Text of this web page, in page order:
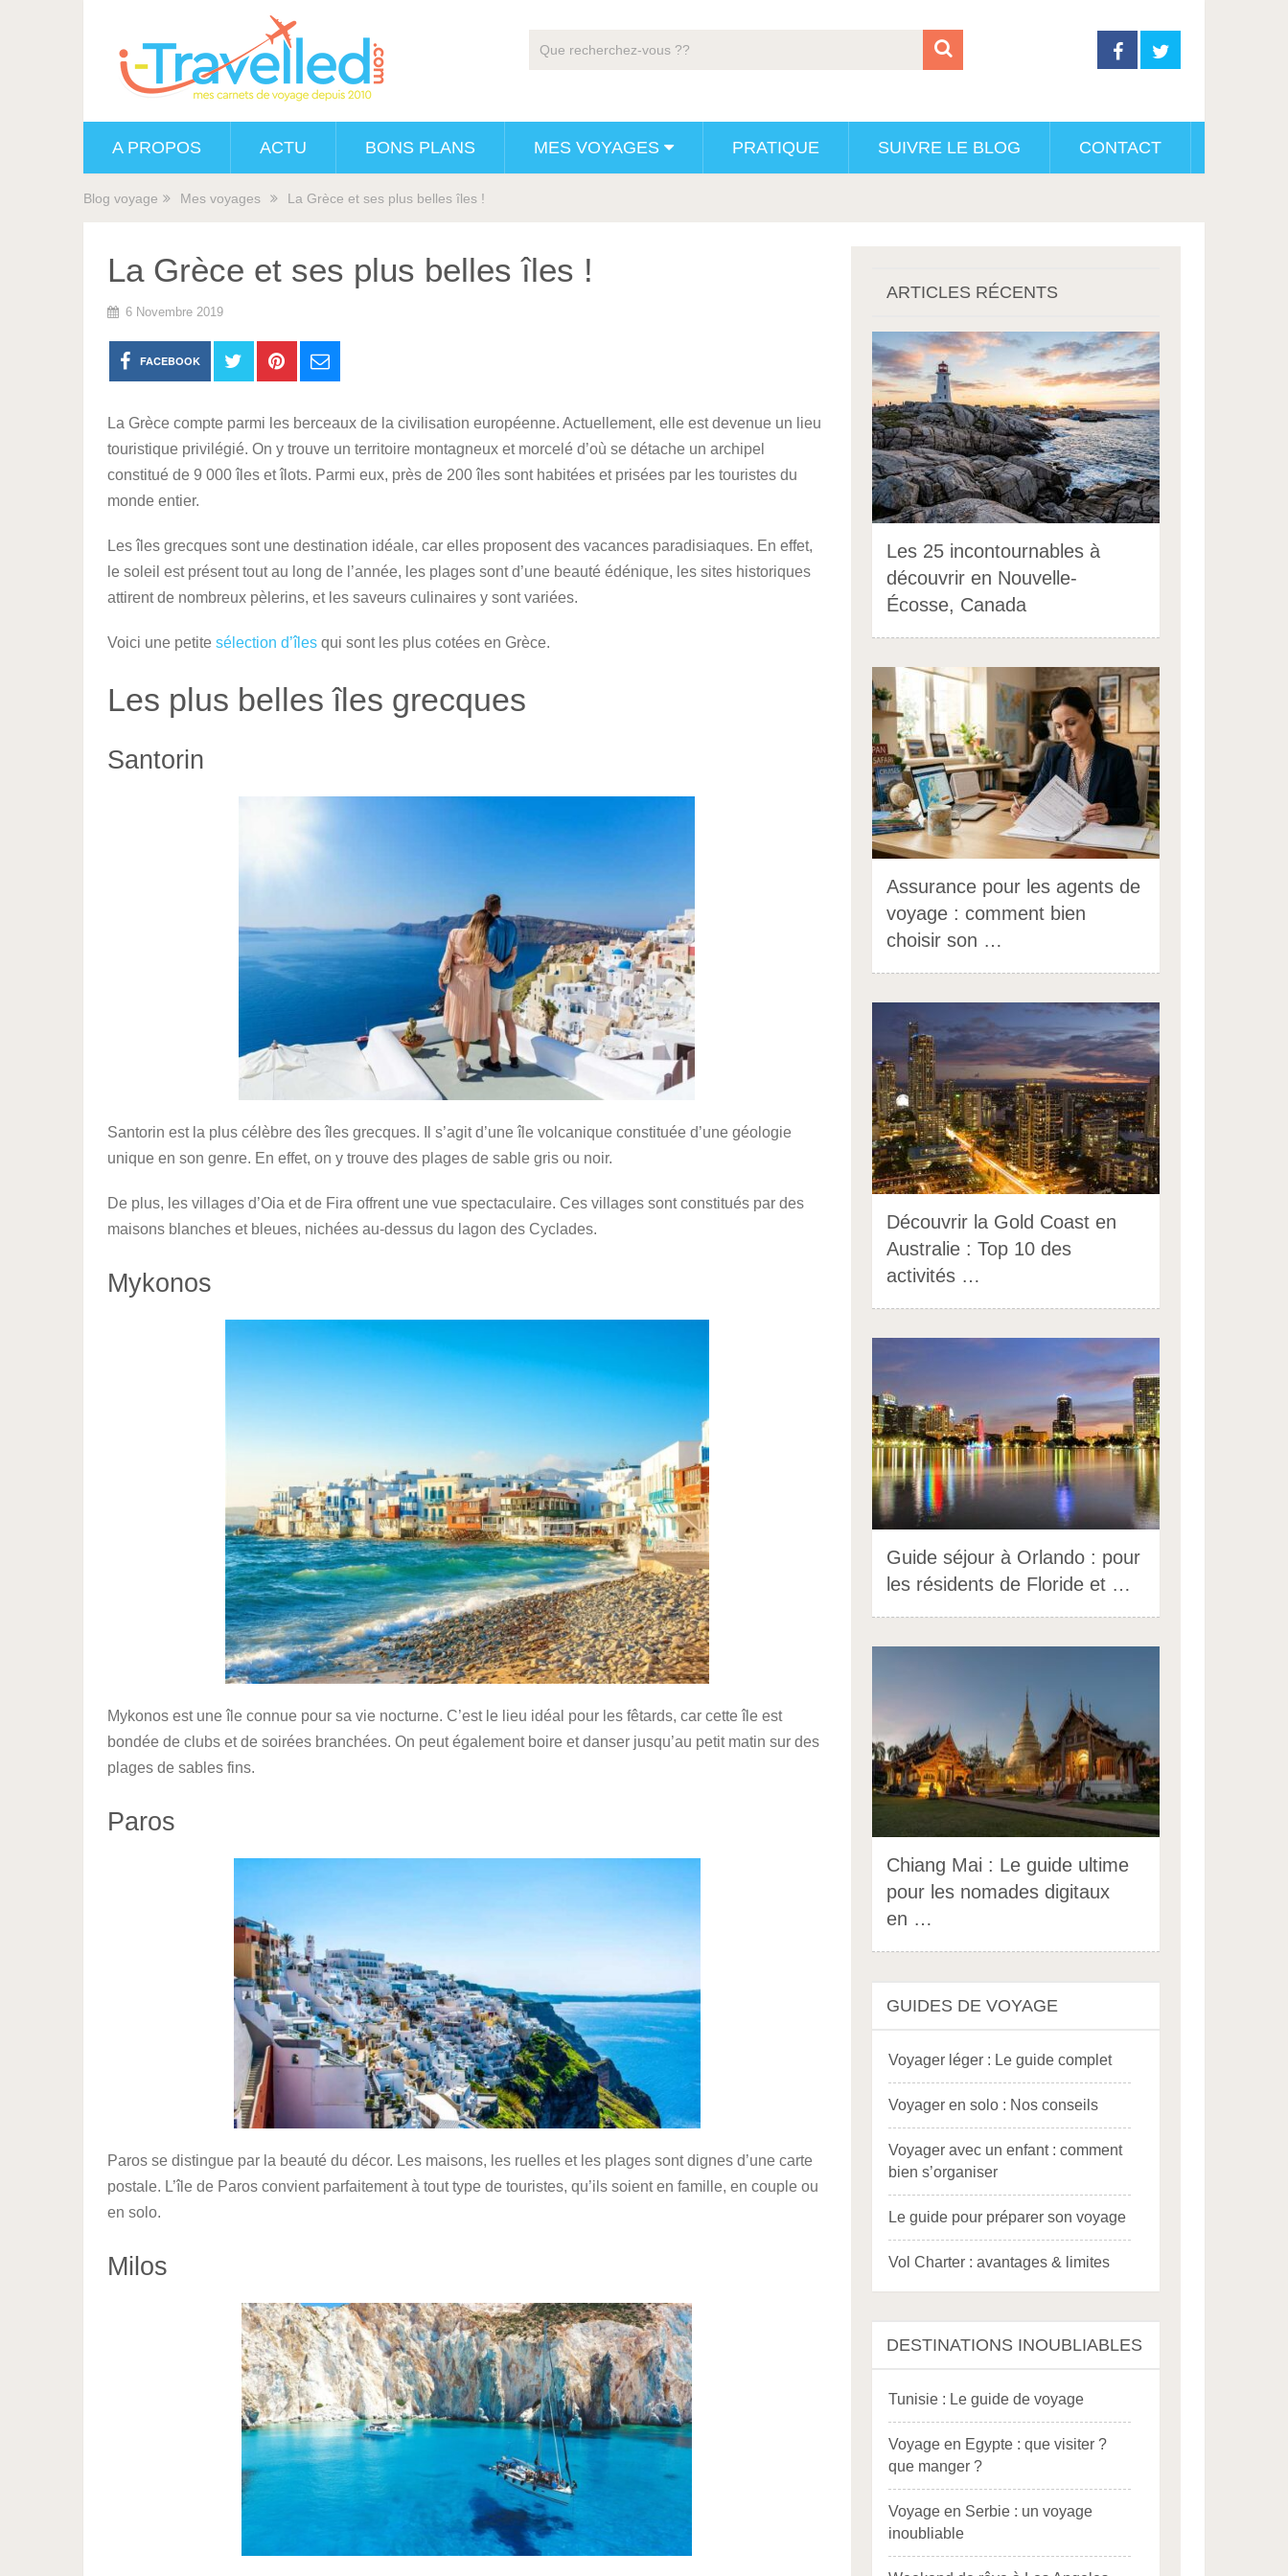
A PROPOS ACTU BONS PLANS MES VOYAGES PRATIQUE SUIVRE LE BLOG CONTACT
Blog voyage Mes voyages La Grèce et ses plus belles îles !
La Grèce et ses plus belles îles !
6 Novembre 2019
FACEBOOK
La Grèce compte parmi les berceaux de la civilisation européenne. Actuellement, elle est devenue un lieu
touristique privilégié. On y trouve un territoire montagneux et morcelé d’où se détache un archipel
constitué de 9 000 îles et îlots. Parmi eux, près de 200 îles sont habitées et prisées par les touristes du
monde entier.
Les îles grecques sont une destination idéale, car elles proposent des vacances paradisiaques. En effet,
le soleil est présent tout au long de l’année, les plages sont d’une beauté édénique, les sites historiques
attirent de nombreux pèlerins, et les saveurs culinaires y sont variées.
Voici une petite sélection d’îles qui sont les plus cotées en Grèce.
Les plus belles îles grecques
Santorin
Santorin est la plus célèbre des îles grecques. Il s’agit d’une île volcanique constituée d’une géologie
unique en son genre. En effet, on y trouve des plages de sable gris ou noir.
De plus, les villages d’Oia et de Fira offrent une vue spectaculaire. Ces villages sont constitués par des
maisons blanches et bleues, nichées au-dessus du lagon des Cyclades.
Mykonos
Mykonos est une île connue pour sa vie nocturne. C’est le lieu idéal pour les fêtards, car cette île est
bondée de clubs et de soirées branchées. On peut également boire et danser jusqu’au petit matin sur des
plages de sables fins.
Paros
Paros se distingue par la beauté du décor. Les maisons, les ruelles et les plages sont dignes d’une carte
postale. L’île de Paros convient parfaitement à tout type de touristes, qu’ils soient en famille, en couple ou
en solo.
Milos
ARTICLES RÉCENTS
Les 25 incontournables à
découvrir en Nouvelle-
Écosse, Canada
Assurance pour les agents de
voyage : comment bien
choisir son …
Découvrir la Gold Coast en
Australie : Top 10 des
activités …
Guide séjour à Orlando : pour
les résidents de Floride et …
Chiang Mai : Le guide ultime
pour les nomades digitaux
en …
GUIDES DE VOYAGE
Voyager léger : Le guide complet
Voyager en solo : Nos conseils
Voyager avec un enfant : comment
bien s’organiser
Le guide pour préparer son voyage
Vol Charter : avantages & limites
DESTINATIONS INOUBLIABLES
Tunisie : Le guide de voyage
Voyage en Egypte : que visiter ?
que manger ?
Voyage en Serbie : un voyage
inoubliable